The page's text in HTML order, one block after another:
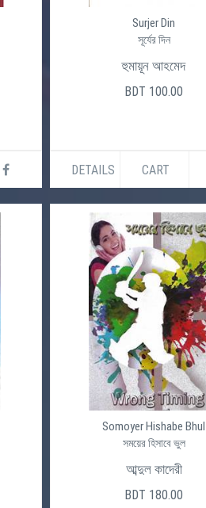
Surjer Din
সূর্যের দিন
হুমায়ূন আহমেদ
BDT 100.00
DETAILS CART
Somoyer Hishabe Bhul
সময়ের হিসাবে ভুল
আব্দুল কাদেরী
BDT 180.00